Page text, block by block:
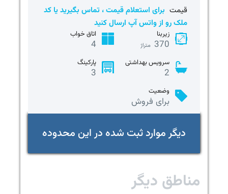
قیمت برای استعلام قیمت ، تماس بگیرید یا کد
ملک رو از واتس آپ ارسال کنید
زیربنا
370 متراژ
اتاق خواب
4
سرویس بهداشتی
2
پارکینگ
3
وضعیت
برای فروش
دیگر موارد ثبت شده در این محدوده
مناطق دیگر